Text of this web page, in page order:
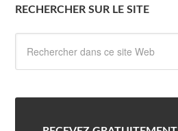
RECHERCHER SUR LE SITE